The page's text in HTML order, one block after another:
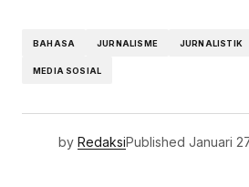
BAHASA JURNALISME JURNALISTIK
MEDIA SOSIAL
by RedaksiPublished Januari